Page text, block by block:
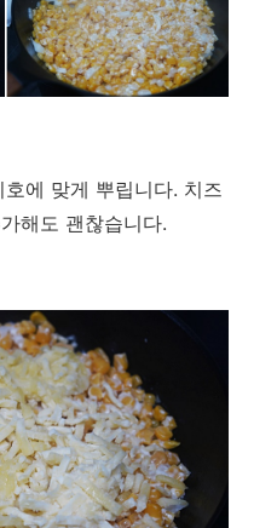
에 맞게 뿌립니다. 치즈
해도 괜찮습니다.